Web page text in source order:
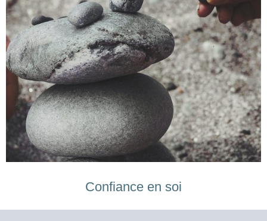
Confiance en soi